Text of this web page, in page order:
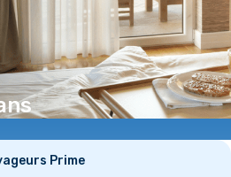
Prime